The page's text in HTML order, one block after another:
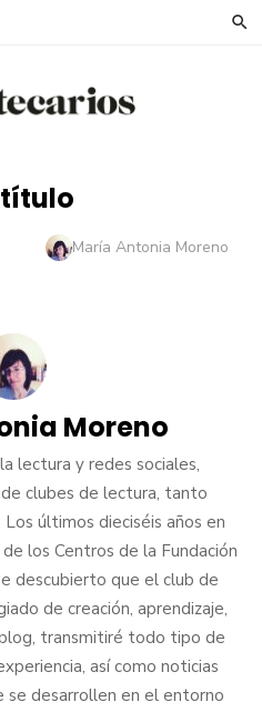
Autor
María Antonia Moreno
Moreno
lectura y redes sociales,
clubes de lectura, tanto
últimos dieciséis años en
los Centros de la Fundación
descubierto que el club de
de creación, aprendizaje,
transmitiré todo tipo de
así como noticias
se desarrollen en el entorno